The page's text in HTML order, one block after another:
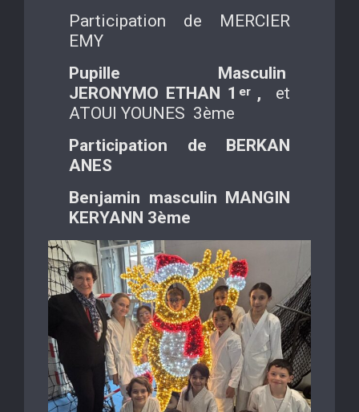
Participation de MERCIER
EMY
Pupille Masculin
JERONYMO ETHAN 1 er, et
ATOUI YOUNES 3ème
Participation de BERKAN
ANES
Benjamin masculin MANGIN
KERYANN 3ème